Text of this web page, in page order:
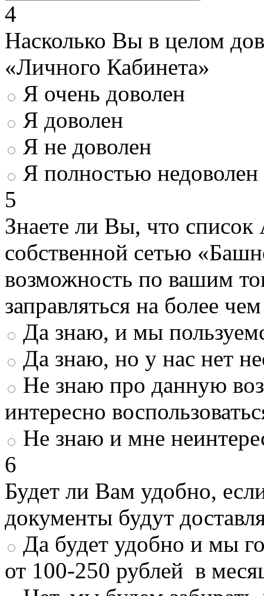
4
Насколько Вы в целом
«Личного Кабинета»
Я очень доволен
Я доволен
Я не доволен
Я полностью недоволен
5
Знаете ли Вы, что
собственной сетью
возможность по вашим
заправляться на более
Да знаю, и мы
Да знаю, но у нас нет
Не знаю про данную
интересно
Не знаю и мне
6
Будет ли Вам удобно,
документы будут
Да будет удобно и мы
от 100-250 рублей в